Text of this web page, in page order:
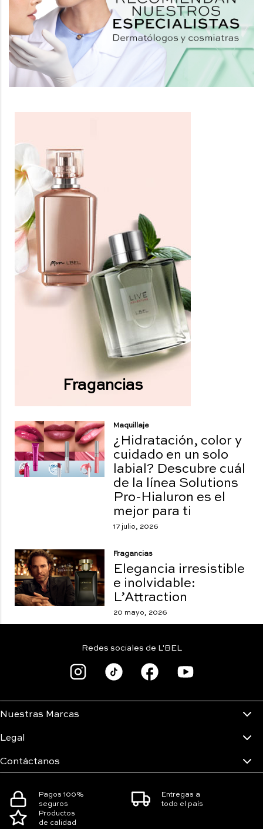
Fragancias
Maquillaje
¿Hidratación, color y
cuidado en un solo
labial? Descubre cuál
de la línea Solutions
Pro-Hialuron es el
mejor para ti
17 julio, 2026
Fragancias
Elegancia irresistible
e inolvidable:
L’Attraction
20 mayo, 2026
Nuestras Marcas
Legal
Contáctanos
Redes sociales de L'BEL
Pagos 100%
seguros
Entregas a
todo el país
Productos
de calidad